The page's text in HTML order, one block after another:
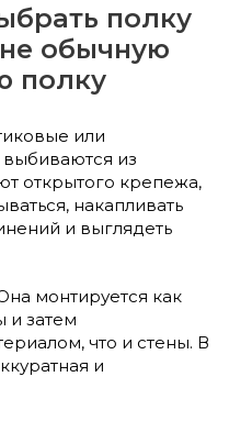
полку
обычную
полку
или
выбиваются из
открытого крепежа,
накапливать
и выглядеть
монтируется как
и затем
что и стены. В
и